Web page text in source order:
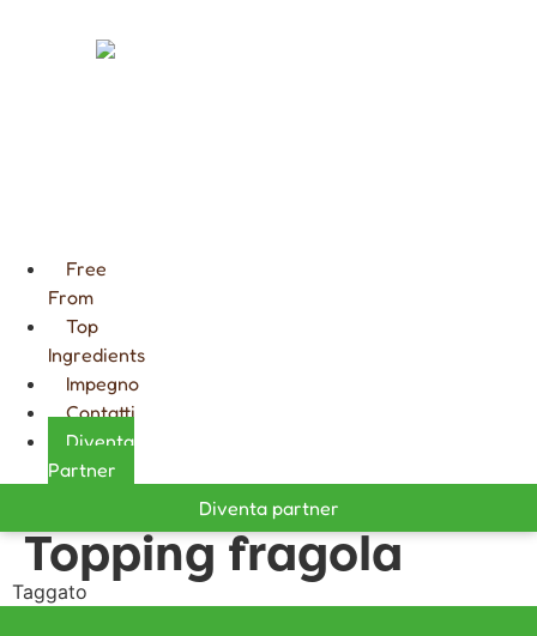
Free
From
Top
Ingredients
Impegno
Contatti
Diventa
Partner
Diventa partner
Topping fragola
Taggato